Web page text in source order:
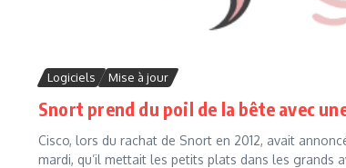
Logiciels Mise à jour
Snort prend du poil de la bête avec
Cisco, lors du rachat de Snort en 2012, avait
mardi, qu’il mettait les petits plats dans les grands